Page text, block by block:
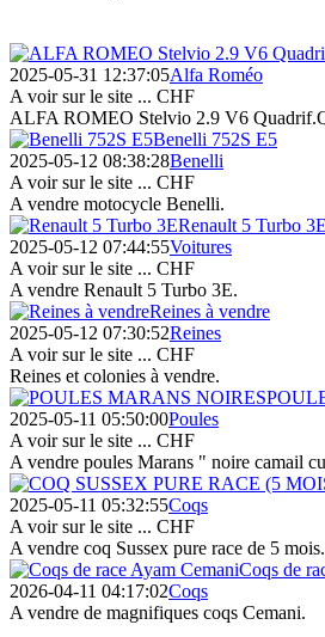
2025-05-31 12:37:05Alfa Roméo
A voir sur le site ... CHF
ALFA ROMEO Stelvio 2.9 V6
Benelli 752S E5
2025-05-12 08:38:28Benelli
A voir sur le site ... CHF
A vendre motocycle Benelli.
Renault 5 Turbo 3E
2025-05-12 07:44:55Voitures
A voir sur le site ... CHF
A vendre Renault 5 Turbo 3E.
Reines à vendre
2025-05-12 07:30:52Reines
A voir sur le site ... CHF
Reines et colonies à vendre.
2025-05-11 05:50:00Poules
A voir sur le site ... CHF
A vendre poules Marans " noire camail
2025-05-11 05:32:55Coqs
A voir sur le site ... CHF
A vendre coq Sussex pure race de 5 mois.
Coqs de
2026-04-11 04:17:02Coqs
A vendre de magnifiques coqs Cemani.